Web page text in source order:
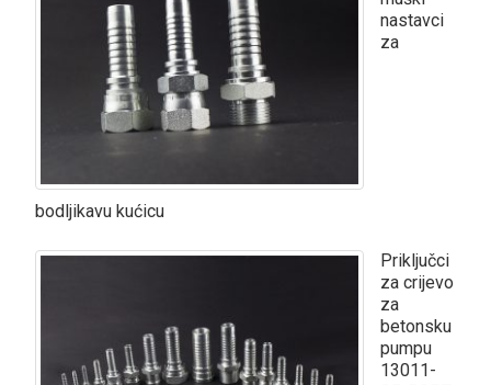
nastavci
za
bodljikavu kućicu
Priključci
za crijevo
za
betonsku
pumpu
13011-